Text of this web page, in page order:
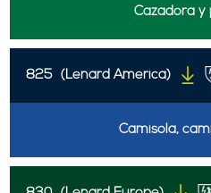
Cazadora y
825 (Lenard America)
Camisola,